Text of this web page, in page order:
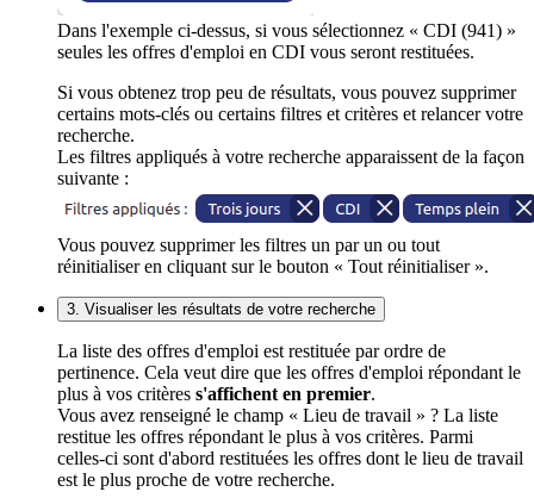
Dans l'exemple ci-dessus, si vous sélectionnez « CDI (941) »
seules les offres d'emploi en CDI vous seront restituées.
Si vous obtenez trop peu de résultats, vous pouvez supprimer
certains mots-clés ou certains filtres et critères et relancer votre
recherche.
Les filtres appliqués à votre recherche apparaissent de la façon
suivante :
Vous pouvez supprimer les filtres un par un ou tout
réinitialiser en cliquant sur le bouton « Tout réinitialiser ».
3. Visualiser les résultats de votre recherche
La liste des offres d'emploi est restituée par ordre de
pertinence. Cela veut dire que les offres d'emploi répondant le
plus à vos critères s'affichent en premier.
Vous avez renseigné le champ « Lieu de travail » ? La liste
restitue les offres répondant le plus à vos critères. Parmi
celles-ci sont d'abord restituées les offres dont le lieu de travail
est le plus proche de votre recherche.